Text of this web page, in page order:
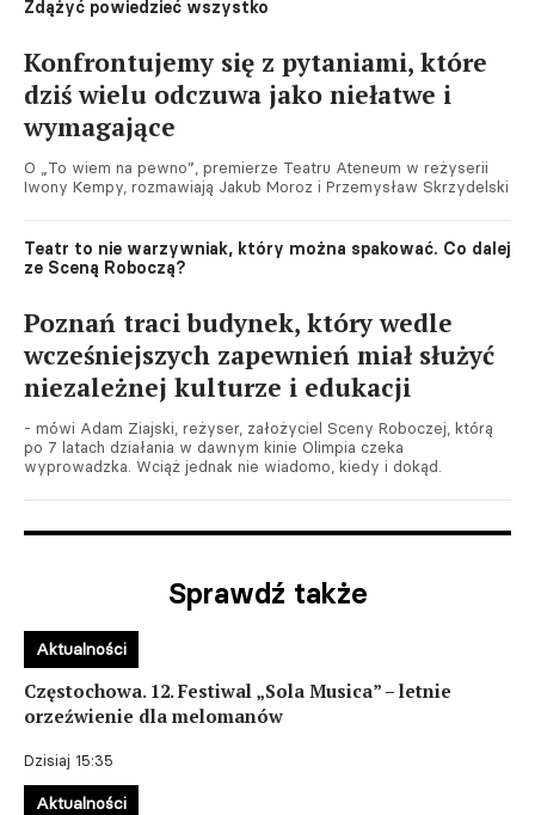
Zdążyć powiedzieć wszystko
Konfrontujemy się z pytaniami, które
dziś wielu odczuwa jako niełatwe i
wymagające
O „To wiem na pewno”, premierze Teatru Ateneum w reżyserii
Iwony Kempy, rozmawiają Jakub Moroz i Przemysław Skrzydelski
Teatr to nie warzywniak, który można spakować. Co dalej
ze Sceną Roboczą?
Poznań traci budynek, który wedle
wcześniejszych zapewnień miał służyć
niezależnej kulturze i edukacji
- mówi Adam Ziajski, reżyser, założyciel Sceny Roboczej, którą
po 7 latach działania w dawnym kinie Olimpia czeka
wyprowadzka. Wciąż jednak nie wiadomo, kiedy i dokąd.
Sprawdź także
Częstochowa. 12. Festiwal „Sola Musica” – letnie
orzeźwienie dla melomanów
Dzisiaj 15:35
Aktualności
Aktualności